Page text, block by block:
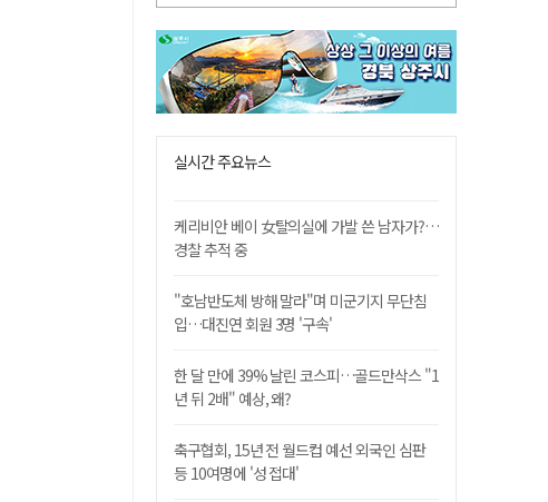
실시간 주요뉴스
케리비안 베이 女탈의실에 가발 쓴 남자가?…
경찰 추적 중
"호남반도체 방해 말라"며 미군기지 무단침
입…대진연 회원 3명 '구속'
한 달 만에 39% 날린 코스피…골드만삭스 "1
년 뒤 2배" 예상, 왜?
축구협회, 15년 전 월드컵 예선 외국인 심판
등 10여명에 '성 접대'